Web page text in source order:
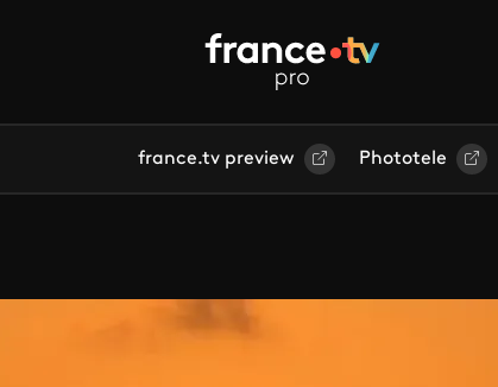
france.tv preview Phototele